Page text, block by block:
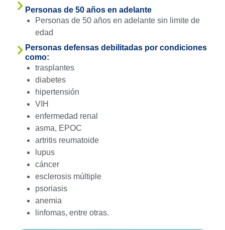
Personas de 50 años en adelante
Personas de 50 años en adelante sin limite de
edad
Personas defensas debilitadas por condiciones
como:
trasplantes
diabetes
hipertensión
VIH
enfermedad renal
asma, EPOC
artritis reumatoide
lupus
cáncer
esclerosis múltiple
psoriasis
anemia
linfomas, entre otras.